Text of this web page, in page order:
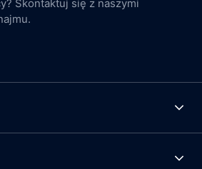
Skontaktuj się z naszymi